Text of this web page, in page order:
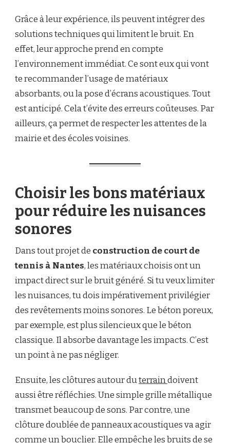
Grâce à leur expérience, ils peuvent intégrer des
solutions techniques qui limitent le bruit. En
effet, leur approche prend en compte
l’environnement immédiat. Ce sont eux qui vont
te recommander l’usage de matériaux
absorbants, ou la pose d’écrans acoustiques. Tout
est anticipé. Cela t’évite des erreurs coûteuses. Par
ailleurs, ça permet de respecter les attentes de la
mairie et des écoles voisines.
Choisir les bons matériaux
pour réduire les nuisances
sonores
Dans tout projet de construction de court de
tennis à Nantes, les matériaux choisis ont un
impact direct sur le bruit généré. Si tu veux limiter
les nuisances, tu dois impérativement privilégier
des revêtements moins sonores. Le béton poreux,
par exemple, est plus silencieux que le béton
classique. Il absorbe davantage les impacts. C’est
un point à ne pas négliger.
Ensuite, les clôtures autour duterraindoivent
aussi être réfléchies. Une simple grille métallique
transmet beaucoup de sons. Par contre, une
clôture doublée de panneaux acoustiques va agir
comme un bouclier. Elle empêche les bruits de se